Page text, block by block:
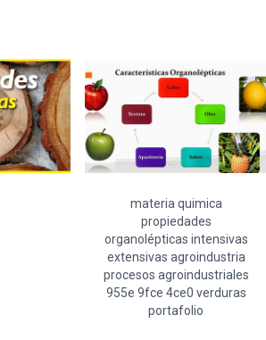
materia quimica
propiedades
organolépticas intensivas
extensivas agroindustria
procesos agroindustriales
955e 9fce 4ce0 verduras
portafolio